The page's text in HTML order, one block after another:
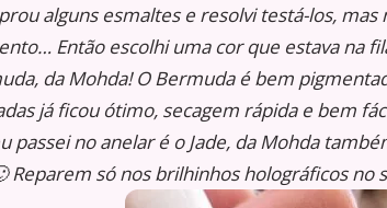
alguns esmaltes e resolvi testá-los,
Então escolhi uma cor que estava na
da Mohda! O Bermuda é bem
já ficou ótimo, secagem rápida e bem
passei no anelar é o Jade, da Mohda
Reparem só nos brilhinhos holográficos no